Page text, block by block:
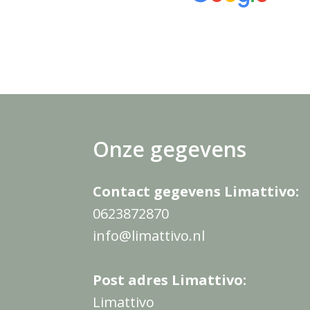
heb ik hier heel veel aan gehad. Dank
Onze gegevens
Contact gegevens Limattivo:
0623872870
info@limattivo.nl
Post adres Limattivo:
Limattivo